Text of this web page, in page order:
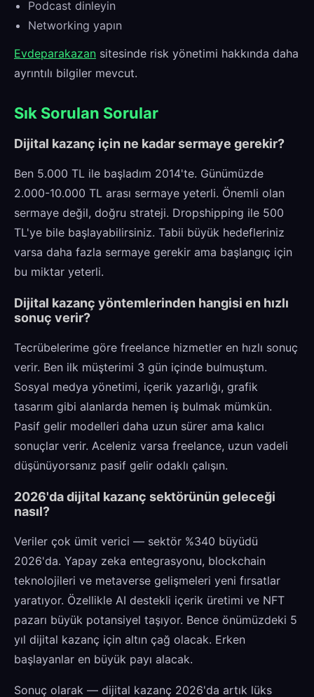
Podcast dinleyin
Networking yapın
Evdeparakazan sitesinde risk yönetimi hakkında daha
ayrıntılı bilgiler mevcut.
Sık Sorulan Sorular
Dijital kazanç için ne kadar sermaye gerekir?
Ben 5.000 TL ile başladım 2014'te. Günümüzde
2.000-10.000 TL arası sermaye yeterli. Önemli olan
sermaye değil, doğru strateji. Dropshipping ile 500
TL'ye bile başlayabilirsiniz. Tabii büyük hedefleriniz
varsa daha fazla sermaye gerekir ama başlangıç için
bu miktar yeterli.
Dijital kazanç yöntemlerinden hangisi en hızlı
sonuç verir?
Tecrübelerime göre freelance hizmetler en hızlı sonuç
verir. Ben ilk müşterimi 3 gün içinde bulmuştum.
Sosyal medya yönetimi, içerik yazarlığı, grafik
tasarım gibi alanlarda hemen iş bulmak mümkün.
Pasif gelir modelleri daha uzun sürer ama kalıcı
sonuçlar verir. Aceleniz varsa freelance, uzun vadeli
düşünüyorsanız pasif gelir odaklı çalışın.
2026'da dijital kazanç sektörünün geleceği
nasıl?
Veriler çok ümit verici — sektör %340 büyüdü
2026'da. Yapay zeka entegrasyonu, blockchain
teknolojileri ve metaverse gelişmeleri yeni fırsatlar
yaratıyor. Özellikle AI destekli içerik üretimi ve NFT
pazarı büyük potansiyel taşıyor. Bence önümüzdeki 5
yıl dijital kazanç için altın çağ olacak. Erken
başlayanlar en büyük payı alacak.
Sonuç olarak — dijital kazanç 2026'da artık lüks